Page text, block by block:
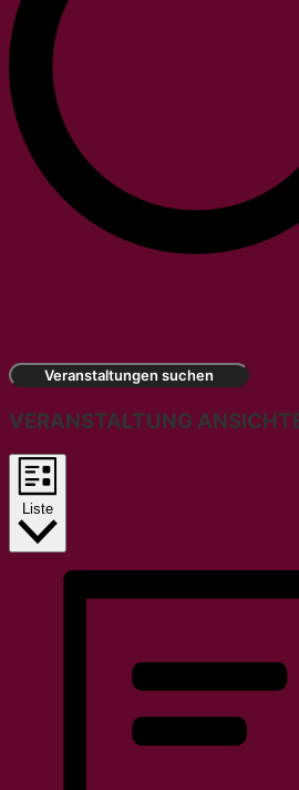
Veranstaltungen suchen
VERANSTALTUNG
Liste